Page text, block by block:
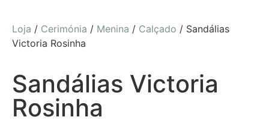
Loja / Cerimónia / Menina / Calçado / Sandálias
Victoria Rosinha
Sandálias Victoria
Rosinha